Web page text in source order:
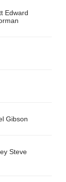
Edward
Gibson
Steve